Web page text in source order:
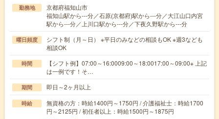
勤務地
京都府福知山市
福知山駅から---分／石原(京都府)駅から---分／大江山口内宮
駅から---分／上川口駅から---分／下夜久野駅から---分
曜日頻度
シフト制（月～日） ※平日のみなどの相談もOK ※週3なども
相談OK
時間
【シフト例】07:00～16:0009:00～18:0017:00～09:00※ 上記
は一例です！そ…
期間 即日～2ヶ月以上
時給
無資格の方：時給1400円～1750円 / 介護福祉士：時給1700
円～2125円 / 初任者以上：時給1500円～1875円